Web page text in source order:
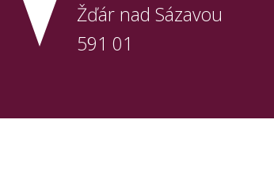
Žďár nad Sázavou
591 01